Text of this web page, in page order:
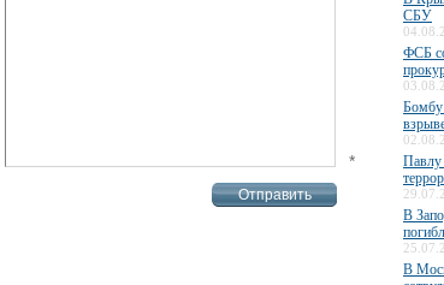
*
СБУ
ФСБ
Бомбу
Павлу
В
В